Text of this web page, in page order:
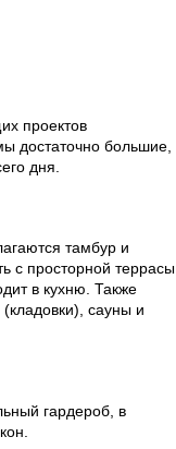
проектов
достаточно большие,
дня.
тамбур и
с просторной террасы
в кухню. Также
сауны и
гардероб, в